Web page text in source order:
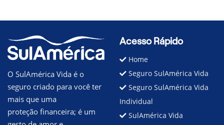
O SulAmérica Vida é o
seguro criado para você ter
mais que uma
proteção financeira; é um
Acesso Rápido
Home
Seguro SulAmérica Vida
Seguro SulAmérica Vida
Individual
SulAmérica Vida